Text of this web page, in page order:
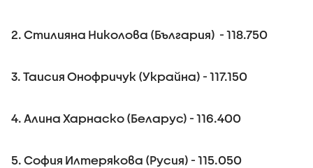
2. Стилияна Николова (България) - 118.750
3. Таисия Онофричук (Украйна) - 117.150
4. Алина Харнаско (Беларус) - 116.400
5. София Илтерякова (Русия) - 115.050